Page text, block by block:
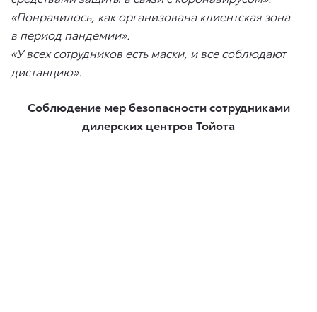
«Понравилось, как организована клиентская зона
в период пандемии».
«У всех сотрудников есть маски, и все соблюдают
дистанцию».
Соблюдение мер безопасности сотрудниками
дилерских центров Тойота